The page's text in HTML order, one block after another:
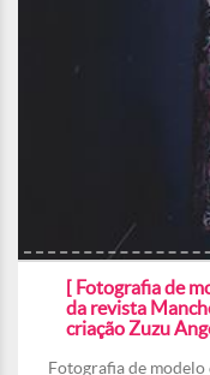
[ Fotografia de
da revista
criação Zuzu
Fotografia de modelo